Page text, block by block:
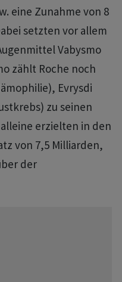
eine Zunahme von 8
setzten vor allem
Vabysmo
zählt Roche noch
Evrysdi
zu seinen
erzielten in den
von 7,5 Milliarden,
der